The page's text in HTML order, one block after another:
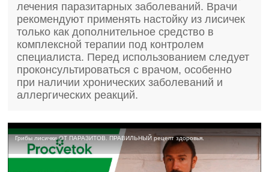
лечения паразитарных заболеваний. Врачи
рекомендуют применять настойку из лисичек
только как дополнительное средство в
комплексной терапии под контролем
специалиста. Перед использованием следует
проконсультироваться с врачом, особенно
при наличии хронических заболеваний и
аллергических реакций.
Грибы лисички ОТ ПАРАЗИТОВ. ПРАВИЛЬНЫЙ рецепт здоровья.